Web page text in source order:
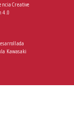
Creative
4.0
Kawasaki